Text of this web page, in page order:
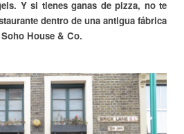
Y si tienes ganas de pizza, no te
dentro de una antigua fábrica
House & Co.